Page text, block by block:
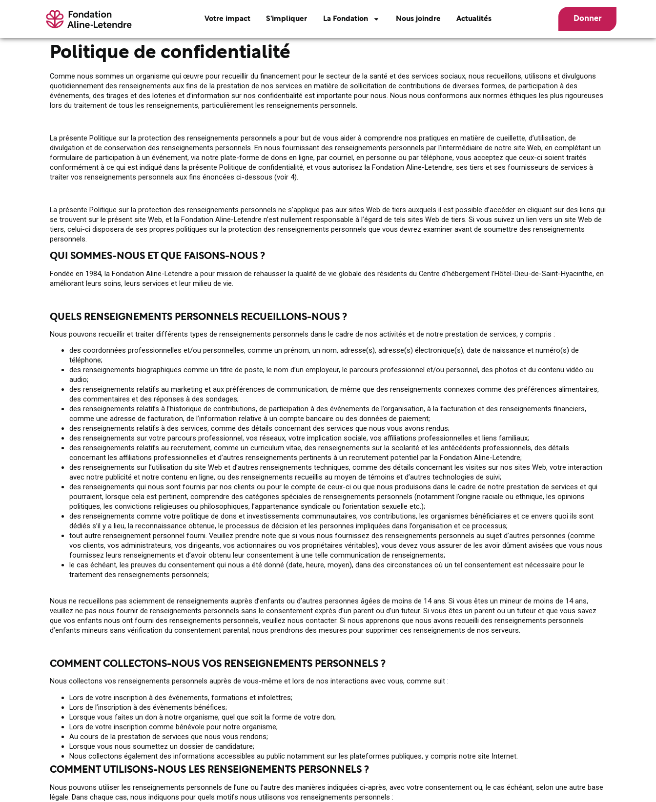
Votre impact S’impliquer La Fondation Nous joindre Actualités Donner
Politique de confidentialité
Comme nous sommes un organisme qui œuvre pour recueillir du financement pour le secteur de la santé et des services sociaux, nous recueillons, utilisons et divulguons
quotidiennement des renseignements aux fins de la prestation de nos services en matière de sollicitation de contributions de diverses formes, de participation à des
événements, des tirages et des loteries et d’information sur nos confidentialité est importante pour nous. Nous nous conformons aux normes éthiques les plus rigoureuses
lors du traitement de tous les renseignements, particulièrement les renseignements personnels.
La présente Politique sur la protection des renseignements personnels a pour but de vous aider à comprendre nos pratiques en matière de cueillette, d’utilisation, de
divulgation et de conservation des renseignements personnels. En nous fournissant des renseignements personnels par l’intermédiaire de notre site Web, en complétant un
formulaire de participation à un événement, via notre plate-forme de dons en ligne, par courriel, en personne ou par téléphone, vous acceptez que ceux-ci soient traités
conformément à ce qui est indiqué dans la présente Politique de confidentialité, et vous autorisez la Fondation Aline-Letendre, ses tiers et ses fournisseurs de services à
traiter vos renseignements personnels aux fins énoncées ci-dessous (voir 4).
La présente Politique sur la protection des renseignements personnels ne s’applique pas aux sites Web de tiers auxquels il est possible d’accéder en cliquant sur des liens qui
se trouvent sur le présent site Web, et la Fondation Aline-Letendre n’est nullement responsable à l’égard de tels sites Web de tiers. Si vous suivez un lien vers un site Web de
tiers, celui-ci disposera de ses propres politiques sur la protection des renseignements personnels que vous devrez examiner avant de soumettre des renseignements
personnels.
QUI SOMMES-NOUS ET QUE FAISONS-NOUS ?
Fondée en 1984, la Fondation Aline-Letendre a pour mission de rehausser la qualité de vie globale des résidents du Centre d’hébergement l’Hôtel-Dieu-de-Saint-Hyacinthe, en
améliorant leurs soins, leurs services et leur milieu de vie.
QUELS RENSEIGNEMENTS PERSONNELS RECUEILLONS-NOUS ?
Nous pouvons recueillir et traiter différents types de renseignements personnels dans le cadre de nos activités et de notre prestation de services, y compris :
des coordonnées professionnelles et/ou personnelles, comme un prénom, un nom, adresse(s), adresse(s) électronique(s), date de naissance et numéro(s) de
téléphone;
des renseignements biographiques comme un titre de poste, le nom d’un employeur, le parcours professionnel et/ou personnel, des photos et du contenu vidéo ou
audio;
des renseignements relatifs au marketing et aux préférences de communication, de même que des renseignements connexes comme des préférences alimentaires,
des commentaires et des réponses à des sondages;
des renseignements relatifs à l’historique de contributions, de participation à des événements de l’organisation, à la facturation et des renseignements financiers,
comme une adresse de facturation, de l’information relative à un compte bancaire ou des données de paiement;
des renseignements relatifs à des services, comme des détails concernant des services que nous vous avons rendus;
des renseignements sur votre parcours professionnel, vos réseaux, votre implication sociale, vos affiliations professionnelles et liens familiaux;
des renseignements relatifs au recrutement, comme un curriculum vitae, des renseignements sur la scolarité et les antécédents professionnels, des détails
concernant les affiliations professionnelles et d’autres renseignements pertinents à un recrutement potentiel par la Fondation Aline-Letendre;
des renseignements sur l’utilisation du site Web et d’autres renseignements techniques, comme des détails concernant les visites sur nos sites Web, votre interaction
avec notre publicité et notre contenu en ligne, ou des renseignements recueillis au moyen de témoins et d’autres technologies de suivi;
des renseignements qui nous sont fournis par nos clients ou pour le compte de ceux-ci ou que nous produisons dans le cadre de notre prestation de services et qui
pourraient, lorsque cela est pertinent, comprendre des catégories spéciales de renseignements personnels (notamment l’origine raciale ou ethnique, les opinions
politiques, les convictions religieuses ou philosophiques, l’appartenance syndicale ou l’orientation sexuelle etc.);
des renseignements comme votre politique de dons et investissements communautaires, vos contributions, les organismes bénéficiaires et ce envers quoi ils sont
dédiés s’il y a lieu, la reconnaissance obtenue, le processus de décision et les personnes impliquées dans l’organisation et ce processus;
tout autre renseignement personnel fourni. Veuillez prendre note que si vous nous fournissez des renseignements personnels au sujet d’autres personnes (comme
vos clients, vos administrateurs, vos dirigeants, vos actionnaires ou vos propriétaires véritables), vous devez vous assurer de les avoir dûment avisées que vous nous
fournissez leurs renseignements et d’avoir obtenu leur consentement à une telle communication de renseignements;
le cas échéant, les preuves du consentement qui nous a été donné (date, heure, moyen), dans des circonstances où un tel consentement est nécessaire pour le
traitement des renseignements personnels;
Nous ne recueillons pas sciemment de renseignements auprès d’enfants ou d’autres personnes âgées de moins de 14 ans. Si vous êtes un mineur de moins de 14 ans,
veuillez ne pas nous fournir de renseignements personnels sans le consentement exprès d’un parent ou d’un tuteur. Si vous êtes un parent ou un tuteur et que vous savez
que vos enfants nous ont fourni des renseignements personnels, veuillez nous contacter. Si nous apprenons que nous avons recueilli des renseignements personnels
d’enfants mineurs sans vérification du consentement parental, nous prendrons des mesures pour supprimer ces renseignements de nos serveurs.
COMMENT COLLECTONS-NOUS VOS RENSEIGNEMENTS PERSONNELS ?
Nous collectons vos renseignements personnels auprès de vous-même et lors de nos interactions avec vous, comme suit :
Lors de votre inscription à des événements, formations et infolettres;
Lors de l’inscription à des évènements bénéfices;
Lorsque vous faites un don à notre organisme, quel que soit la forme de votre don;
Lors de votre inscription comme bénévole pour notre organisme;
Au cours de la prestation de services que nous vous rendons;
Lorsque vous nous soumettez un dossier de candidature;
Nous collectons également des informations accessibles au public notamment sur les plateformes publiques, y compris notre site Internet.
COMMENT UTILISONS-NOUS LES RENSEIGNEMENTS PERSONNELS ?
Nous pouvons utiliser les renseignements personnels de l’une ou l’autre des manières indiquées ci-après, avec votre consentement ou, le cas échéant, selon une autre base
légale. Dans chaque cas, nous indiquons pour quels motifs nous utilisons vos renseignements personnels :